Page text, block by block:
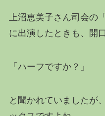
上沼恵美子さん司会の
に出演したときも、開
「ハーフですか？」
と聞かれていましたが